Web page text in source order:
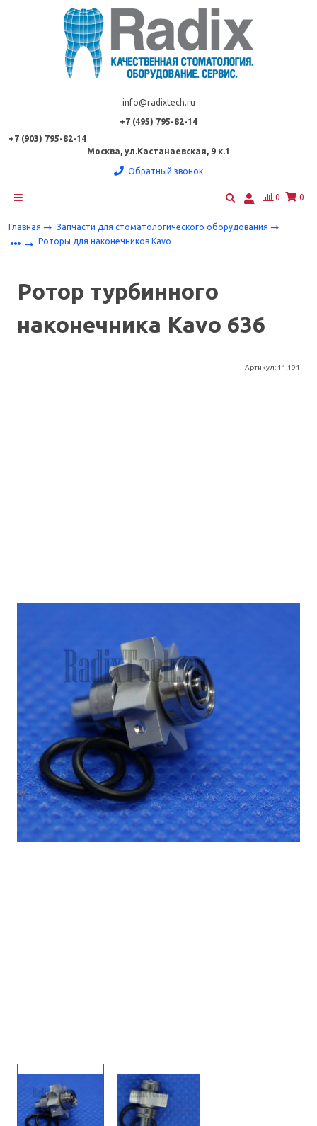
info@radixtech.ru
+7 (495) 795-82-14
+7 (903) 795-82-14
Москва, ул.Кастанаевская, 9 к.1
Обратный звонок
0 0
Главная
Запчасти для стоматологического оборудования
Роторы для наконечников Kavo
Ротор турбинного
наконечника Kavo 636
Артикул: 11.191